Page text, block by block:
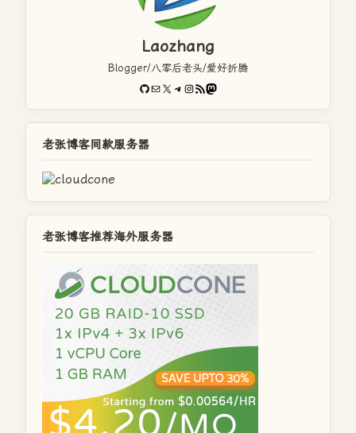
Laozhang
Blogger/八零后老头/爱好折腾
GitHub
电子邮件X Telegram
Instagram
RSS FeedMastodon
老张博客同款服务器
老张博客推荐海外服务器